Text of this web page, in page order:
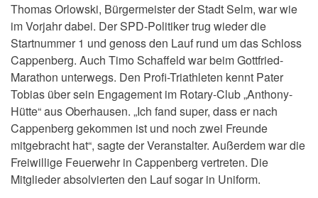
Thomas Orlowski, Bürgermeister der Stadt Selm, war wie
im Vorjahr dabei. Der SPD-Politiker trug wieder die
Startnummer 1 und genoss den Lauf rund um das Schloss
Cappenberg. Auch Timo Schaffeld war beim Gottfried-
Marathon unterwegs. Den Profi-Triathleten kennt Pater
Tobias über sein Engagement im Rotary-Club „Anthony-
Hütte“ aus Oberhausen. „Ich fand super, dass er nach
Cappenberg gekommen ist und noch zwei Freunde
mitgebracht hat“, sagte der Veranstalter. Außerdem war die
Freiwillige Feuerwehr in Cappenberg vertreten. Die
Mitglieder absolvierten den Lauf sogar in Uniform.